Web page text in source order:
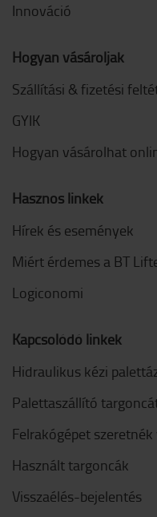
Innováció
Hogyan vásároljak
Szállítási & fizetési
GYIK
Hogyan vásárolhat
Hasznos linkek
Hírek és események
Miért érdemes a BT
Logiconomi
Kapcsolódó linkek
Hidraulikus kézi
Palettaszállító
Felrakógépet
Használt targoncák
Visszaélés-bejelentés